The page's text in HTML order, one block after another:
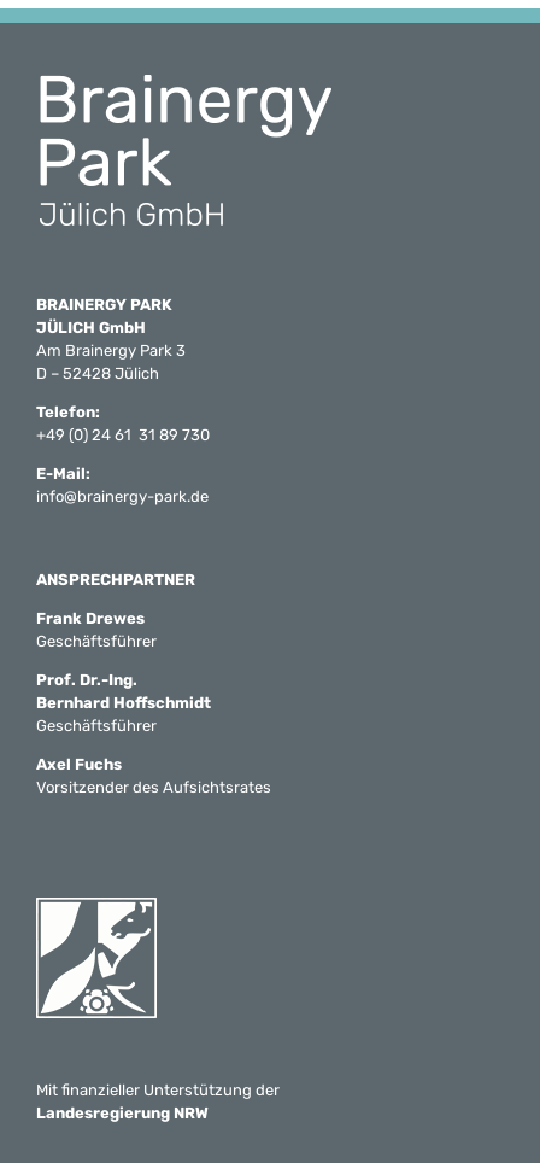
BRAINERGY PARK
JÜLICH GmbH
Am Brainergy Park 3
D – 52428 Jülich
Telefon:
+49 (0) 24 61 31 89 730
E-Mail:
info@brainergy-park.de
ANSPRECHPARTNER
Frank Drewes
Geschäftsführer
Prof. Dr.-Ing.
Bernhard Hoffschmidt
Geschäftsführer
Axel Fuchs
Vorsitzender des Aufsichtsrates
Mit finanzieller Unterstützung der
Landesregierung NRW